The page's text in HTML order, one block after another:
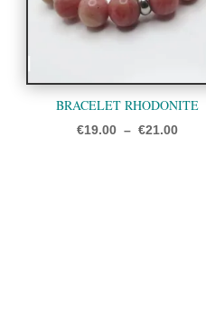
BRACELET RHODONITE
€19.00 – €21.00Plage